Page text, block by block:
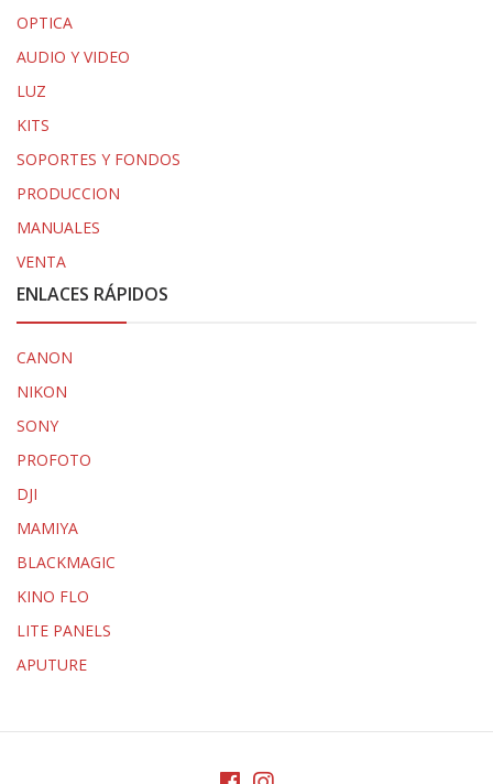
OPTICA
AUDIO Y VIDEO
LUZ
KITS
SOPORTES Y FONDOS
PRODUCCION
MANUALES
VENTA
ENLACES RÁPIDOS
CANON
NIKON
SONY
PROFOTO
DJI
MAMIYA
BLACKMAGIC
KINO FLO
LITE PANELS
APUTURE